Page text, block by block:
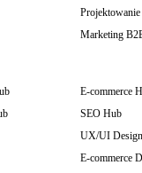
Marketing
E-commerce
SEO Hub
UX/UI
E-commerce